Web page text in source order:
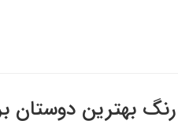
بهترین دوستان